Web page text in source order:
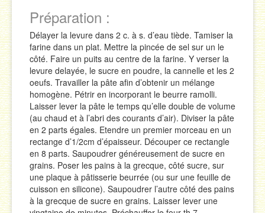
Préparation :
Délayer la levure dans 2 c. à s. d’eau tiède. Tamiser la
farine dans un plat. Mettre la pincée de sel sur un le
côté. Faire un puits au centre de la farine. Y verser la
levure delayée, le sucre en poudre, la cannelle et les 2
oeufs. Travailler la pâte afin d’obtenir un mélange
homogène. Pétrir en incorporant le beurre ramolli.
Laisser lever la pâte le temps qu’elle double de volume
(au chaud et à l’abri des courants d’air). Diviser la pâte
en 2 parts égales. Etendre un premier morceau en un
rectange d’1/2cm d’épaisseur. Découper ce rectangle
en 8 parts. Saupoudrer généreusement de sucre en
grains. Poser les pains à la grecque, côté sucre, sur
une plaque à pâtisserie beurrée (ou sur une feuille de
cuisson en silicone). Saupoudrer l’autre côté des pains
à la grecque de sucre en grains. Laisser lever une